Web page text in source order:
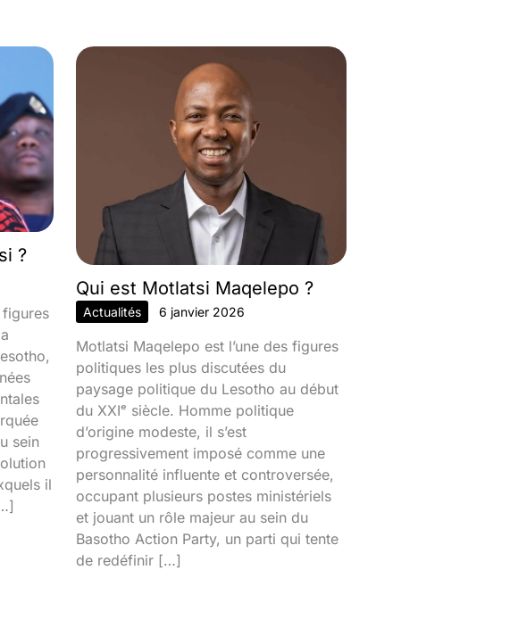
?
figures
sein
il
Qui est Motlatsi Maqelepo ?
Actualités 6 janvier 2026
Motlatsi Maqelepo est l’une des figures
politiques les plus discutées du
paysage politique du Lesotho au début
du XXIᵉ siècle. Homme politique
d’origine modeste, il s’est
progressivement imposé comme une
personnalité influente et controversée,
occupant plusieurs postes ministériels
et jouant un rôle majeur au sein du
Basotho Action Party, un parti qui tente
de redéfinir […]